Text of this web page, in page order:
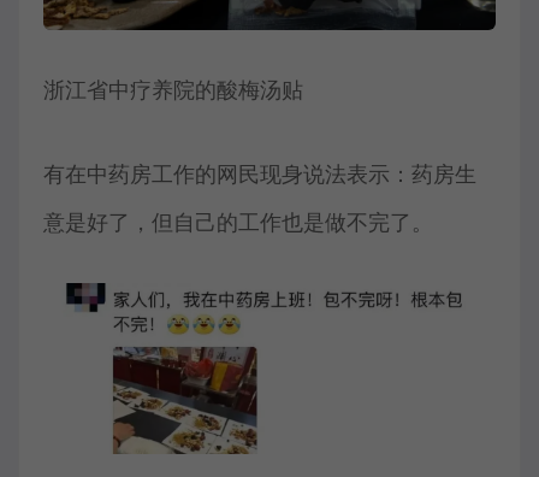
浙江省中疗养院的酸梅汤贴
有在中药房工作的网民现身说法表示：药房生
意是好了，但自己的工作也是做不完了。